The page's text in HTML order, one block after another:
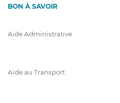
BON À SAVOIR
Aide Administrative
Aide au Transport